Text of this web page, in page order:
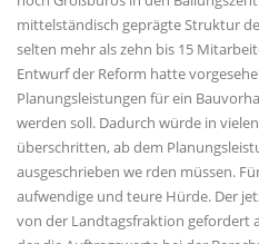
mittelständisch geprägte Struktur
selten mehr als zehn bis 15
Entwurf der Reform hatte
Planungsleistungen für ein
werden soll. Dadurch würde in
überschritten, ab dem
ausgeschrieben we rden müssen.
aufwendige und teure Hürde. Der
von der Landtagsfraktion gefordert